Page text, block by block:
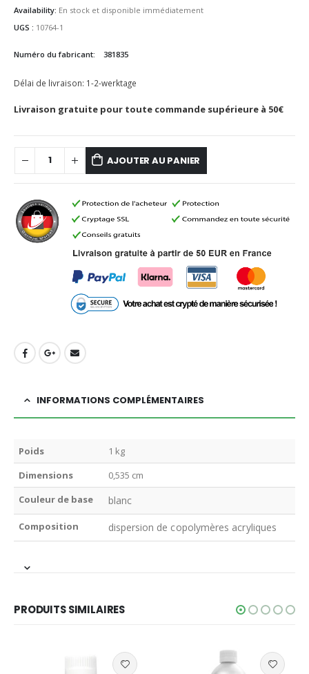
Availability: En stock et disponible immédiatement
UGS : 10764-1
Numéro du fabricant: 381835
Délai de livraison: 1-2-werktage
Livraison gratuite pour toute commande supérieure à 50€
AJOUTER AU PANIER
INFORMATIONS COMPLÉMENTAIRES
Poids
1 kg
Dimensions
0,535 cm
Couleur de base
blanc
Composition dispersion de copolymères acryliques
PRODUITS SIMILAIRES